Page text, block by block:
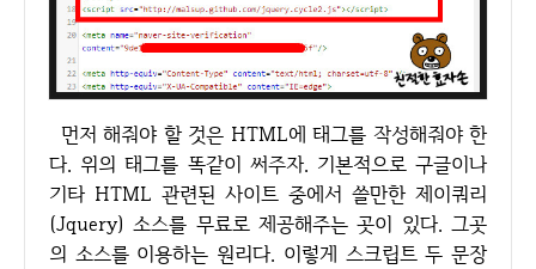
먼저 해줘야 할 것은 HTML에 태그를 작성해줘야 한
다. 위의 태그를 똑같이 써주자. 기본적으로 구글이나
기타 HTML 관련된 사이트 중에서 쓸만한 제이쿼리
(Jquery) 소스를 무료로 제공해주는 곳이 있다. 그곳
의 소스를 이용하는 원리다. 이렇게 스크립트 두 문장